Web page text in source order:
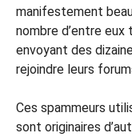
manifestement
nombre d’entre
envoyant des
rejoindre leurs
Ces spammeurs
sont originaires